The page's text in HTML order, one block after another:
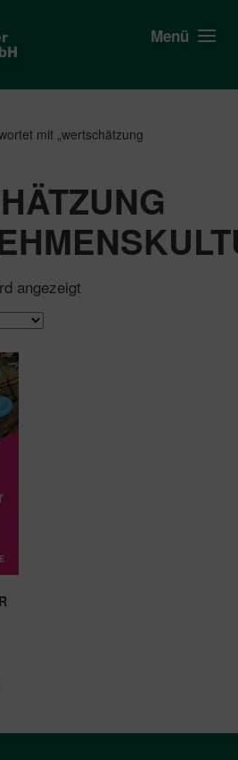
Menü
mit „wertschätzung
angezeigt